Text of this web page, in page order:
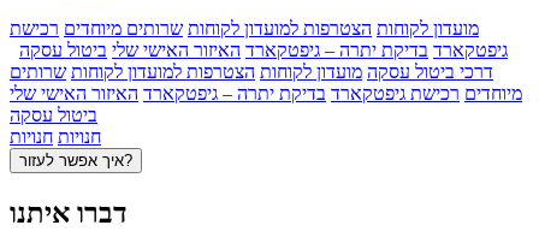
מועדון לקוחות הצטרפות למועדון לקוחות שרותים מיוחדים רכישת
גיפטקארד בדיקת יתרה – גיפטקארד האיזור האישי שלי ביטול עסקה
דרכי ביטול עסקה מועדון לקוחות הצטרפות למועדון לקוחות שרותים
מיוחדים רכישת גיפטקארד בדיקת יתרה – גיפטקארד האיזור האישי שלי
ביטול עסקה
חנויות חנויות
איך אפשר לעזור?
דברו איתנו